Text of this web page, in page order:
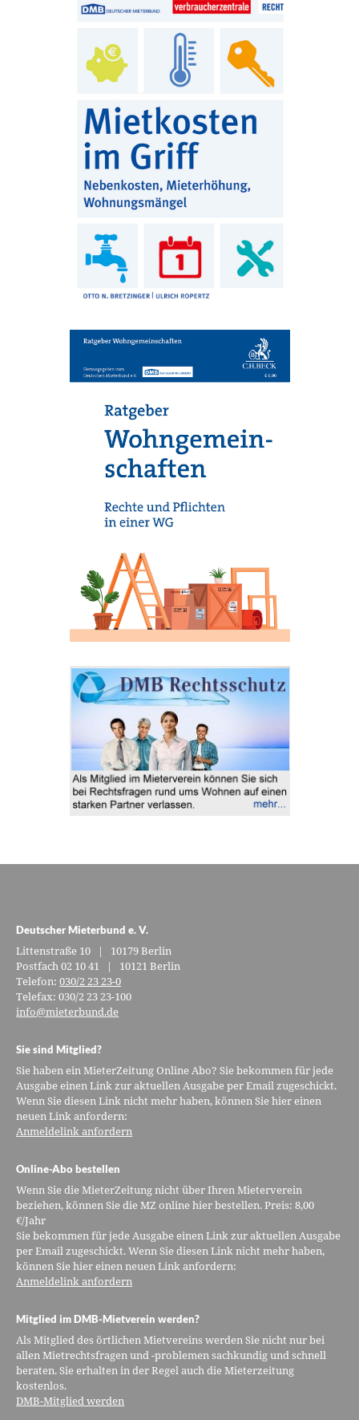
Deutscher Mieterbund e. V.
Littenstraße 10 | 10179 Berlin
Postfach 02 10 41 | 10121 Berlin
Telefon:030/2 23 23-0
Telefax: 030/2 23 23-100
info@mieterbund.de
Sie sind Mitglied?
Sie haben ein MieterZeitung Online Abo? Sie bekommen für jede
Ausgabe einen Link zur aktuellen Ausgabe per Email zugeschickt.
Wenn Sie diesen Link nicht mehr haben, können Sie hier einen
neuen Link anfordern:
Anmeldelink anfordern
Online-Abo bestellen
Wenn Sie die MieterZeitung nicht über Ihren Mieterverein
beziehen, können Sie die MZ online hier bestellen. Preis: 8,00
€/Jahr
Sie bekommen für jede Ausgabe einen Link zur aktuellen Ausgabe
per Email zugeschickt. Wenn Sie diesen Link nicht mehr haben,
können Sie hier einen neuen Link anfordern:
Anmeldelink anfordern
Mitglied im DMB-Mietverein werden?
Als Mitglied des örtlichen Mietvereins werden Sie nicht nur bei
allen Mietrechtsfragen und -problemen sachkundig und schnell
beraten. Sie erhalten in der Regel auch die Mieterzeitung
kostenlos.
DMB-Mitglied werden